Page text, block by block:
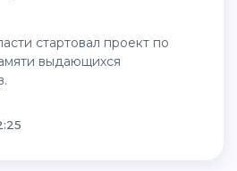
выдающихся